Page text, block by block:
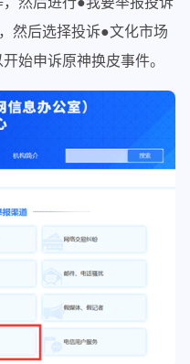
然后选择投诉●文化市场
始申诉原神换皮事件。